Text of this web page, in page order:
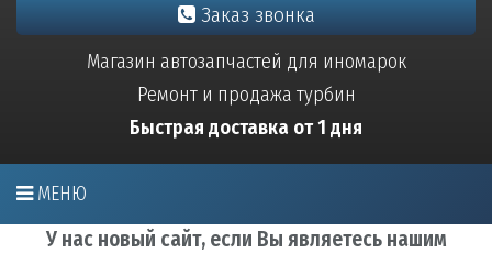
Заказ звонка
Магазин автозапчастей для иномарок
Ремонт и продажа турбин
Быстрая доставка от 1 дня
МЕНЮ
У нас новый сайт, если Вы являетесь нашим